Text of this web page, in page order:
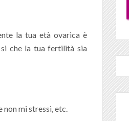
la tua età ovarica è
che la tua fertilità sia
non mi stressi, etc.